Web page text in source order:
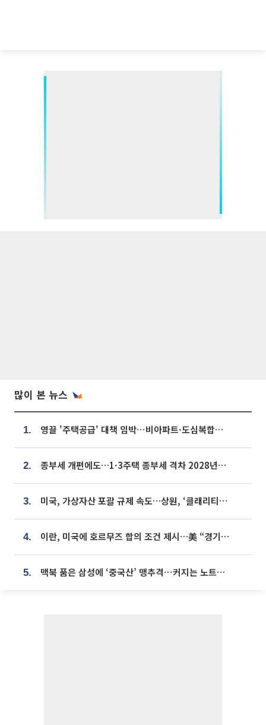
많이 본 뉴스
1. 영끌 '주택공급' 대책 임박⋯비아파트·도심복합까지 총동원
2. 종부세 개편에도…1·3주택 종부세 격차 2028년부터 확대
3. 미국, 가상자산 포괄 규제 속도…상원, ‘클래리티법’ 9월 절차투표 추진
4. 이란, 미국에 호르무즈 합의 조건 제시…美 “경기 아직 안 끝나” [종합]
5. 맥북 품은 삼성에 ‘중국산’ 맹추격⋯커지는 노트북 OLED 시장